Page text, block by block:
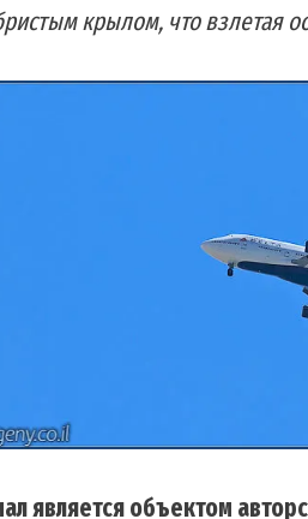
крылом, что взлетая
является объектом